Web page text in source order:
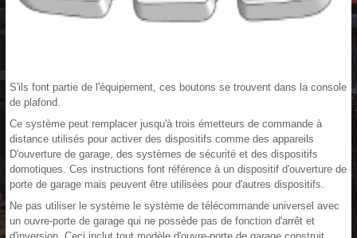
S'ils font partie de l'équipement, ces boutons se trouvent dans la console
de plafond.
Ce système peut remplacer jusqu'à trois émetteurs de commande à
distance utilisés pour activer des dispositifs comme des appareils
D'ouverture de garage, des systèmes de sécurité et des dispositifs
domotiques. Ces instructions font référence à un dispositif d'ouverture de
porte de garage mais peuvent être utilisées pour d'autres dispositifs.
Ne pas utiliser le système le système de télécommande universel avec
un ouvre-porte de garage qui ne possède pas de fonction d'arrêt et